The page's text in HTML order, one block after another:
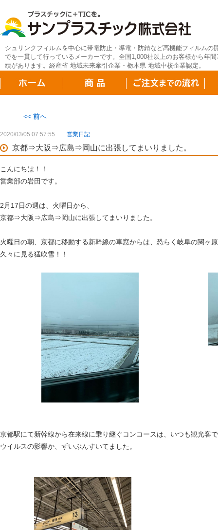
シュリンクフィルムを中心に帯電防止・導電・防錆など高機能フィルムの
でを一貫して行っているメーカーです。全国1,000社以上のお客様から年
績があります。経産省 地域未来牽引企業・栃木県 地域中核企業認定。
<< 前へ
2020/03/05 07:57:55 営業日記
京都⇒大阪⇒広島⇒岡山に出張してまいりました。
こんにちは！！
営業部の岩田です。
2月17日の週は、火曜日から、
京都⇒大阪⇒広島⇒岡山に出張してまいりました。
火曜日の朝、京都に移動する新幹線の車窓からは、恐らく岐阜の関ヶ
久々に見る猛吹雪！！
京都駅にて新幹線から在来線に乗り継ぐコンコースは、いつも観光客
ウイルスの影響か、ずいぶんすいてました。